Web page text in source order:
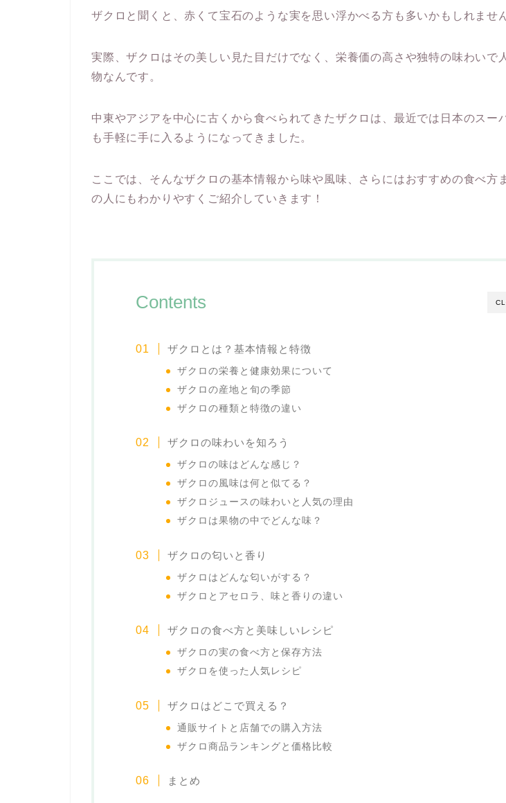
ザクロと聞くと、赤くて宝石のような実を思い浮かべる方も多いかもしれませ
実際、ザクロはその美しい見た目だけでなく、栄養価の高さや独特の味わいで
物なんです。
中東やアジアを中心に古くから食べられてきたザクロは、最近では日本のスー
も手軽に手に入るようになってきました。
ここでは、そんなザクロの基本情報から味や風味、さらにはおすすめの食べ方
の人にもわかりやすくご紹介していきます！
Contents
ザクロとは？基本情報と特徴
ザクロの栄養と健康効果について
ザクロの産地と旬の季節
ザクロの種類と特徴の違い
ザクロの味わいを知ろう
ザクロの味はどんな感じ？
ザクロの風味は何と似てる？
ザクロジュースの味わいと人気の理由
ザクロは果物の中でどんな味？
ザクロの匂いと香り
ザクロはどんな匂いがする？
ザクロとアセロラ、味と香りの違い
ザクロの食べ方と美味しいレシピ
ザクロの実の食べ方と保存方法
ザクロを使った人気レシピ
ザクロはどこで買える？
通販サイトと店舗での購入方法
ザクロ商品ランキングと価格比較
まとめ